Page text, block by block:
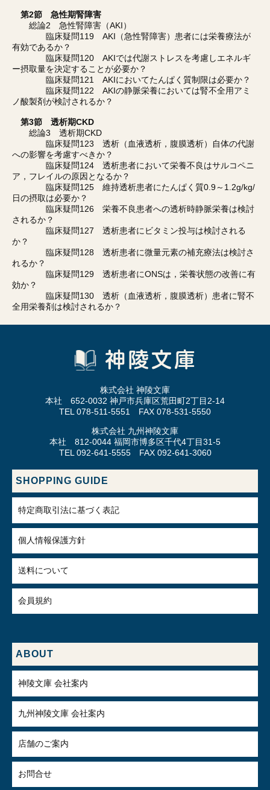
第2節 急性期腎障害
総論2 急性腎障害（AKI）
臨床疑問119 AKI（急性腎障害）患者には栄養療法が
有効であるか？
臨床疑問120 AKIでは代謝ストレスを考慮しエネルギ
ー摂取量を決定することが必要か？
臨床疑問121 AKIにおいてたんぱく質制限は必要か？
臨床疑問122 AKIの静脈栄養においては腎不全用アミ
ノ酸製剤が検討されるか？
第3節 透析期CKD
総論3 透析期CKD
臨床疑問123 透析（血液透析，腹膜透析）自体の代謝
への影響を考慮すべきか？
臨床疑問124 透析患者において栄養不良はサルコペニ
ア，フレイルの原因となるか？
臨床疑問125 維持透析患者にたんぱく質0.9～1.2g/kg/
日の摂取は必要か？
臨床疑問126 栄養不良患者への透析時静脈栄養は検討
されるか？
臨床疑問127 透析患者にビタミン投与は検討される
か？
臨床疑問128 透析患者に微量元素の補充療法は検討さ
れるか？
臨床疑問129 透析患者にONSは，栄養状態の改善に有
効か？
臨床疑問130 透析（血液透析，腹膜透析）患者に腎不
全用栄養剤は検討されるか？
株式会社 神陵文庫
本社 652-0032 神戸市兵庫区荒田町2丁目2-14
TEL 078-511-5551 FAX 078-531-5550
株式会社 九州神陵文庫
本社 812-0044 福岡市博多区千代4丁目31-5
TEL 092-641-5555 FAX 092-641-3060
SHOPPING GUIDE
特定商取引法に基づく表記
個人情報保護方針
送料について
会員規約
ABOUT
神陵文庫 会社案内
九州神陵文庫 会社案内
店舗のご案内
お問合せ